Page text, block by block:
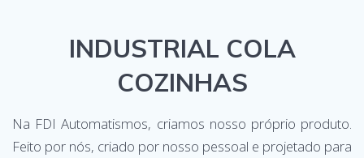
INDUSTRIAL COLA
COZINHAS
Na FDI Automatismos, criamos nosso próprio produto.
Feito por nós, criado por nosso pessoal e projetado para